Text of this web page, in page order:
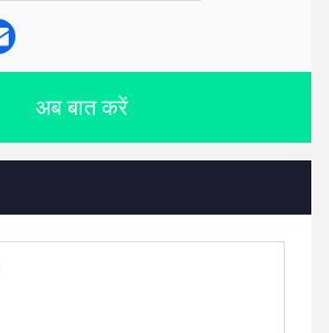
अब बात करें